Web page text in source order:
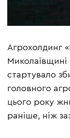
Агрохолдинг
стартувало
головного
цього року
раніше, ніж